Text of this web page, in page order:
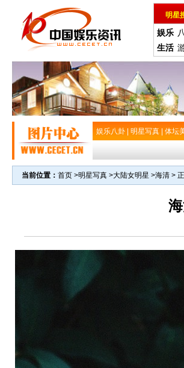
明星
娱乐
生活
娱乐八卦 明星写真 体坛
当前位置： 首页 >明星写真 >大陆女明星 >海清 >